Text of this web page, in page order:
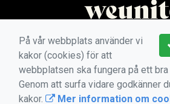
På vår webbplats använder vi
kakor (cookies) för att
webbplatsen ska fungera på ett
Genom att surfa vidare godkänner
kakor.
Mer information om